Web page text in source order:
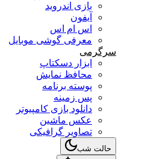
بازی اندروید
آیفون
اس ام اس
معرفی گوشی موبایل
سرگرمی
ابزار دسکتاپ
محافظ نمایش
پوسته برنامه
پس زمینه
دانلود بازی کامپیوتر
عکس ماشین
تصاویر گرافیکی
حالت شب